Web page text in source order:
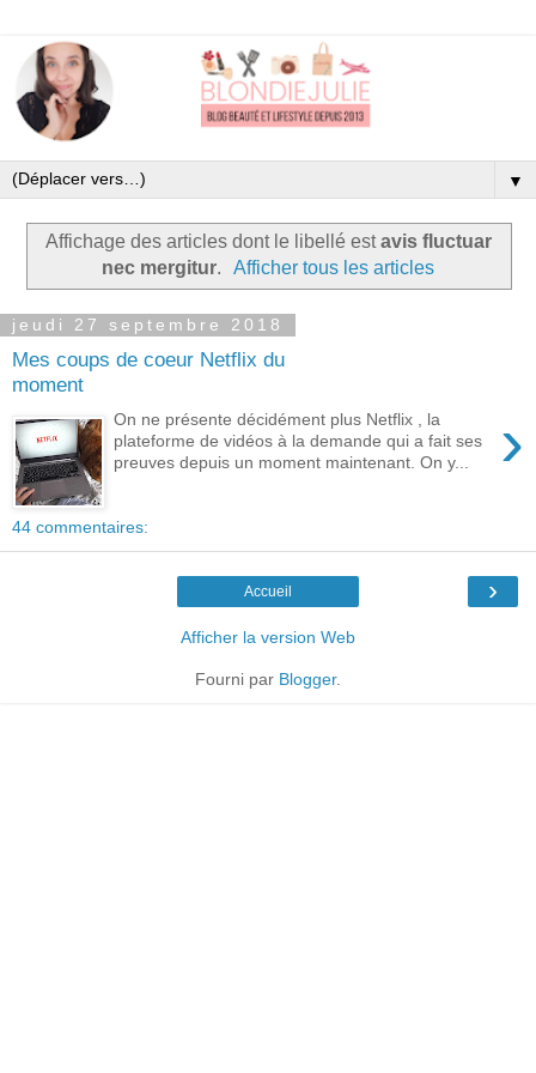
▼
Affichage des articles dont le libellé estavis fluctuar
nec mergitur. Afficher tous les articles
jeudi 27 septembre 2018
Mes coups de coeur Netflix du
moment
›
On ne présente décidément plus Netflix , la
plateforme de vidéos à la demande qui a fait ses
preuves depuis un moment maintenant. On y...
44 commentaires:
›
Accueil
Afficher la version Web
Fourni par Blogger.